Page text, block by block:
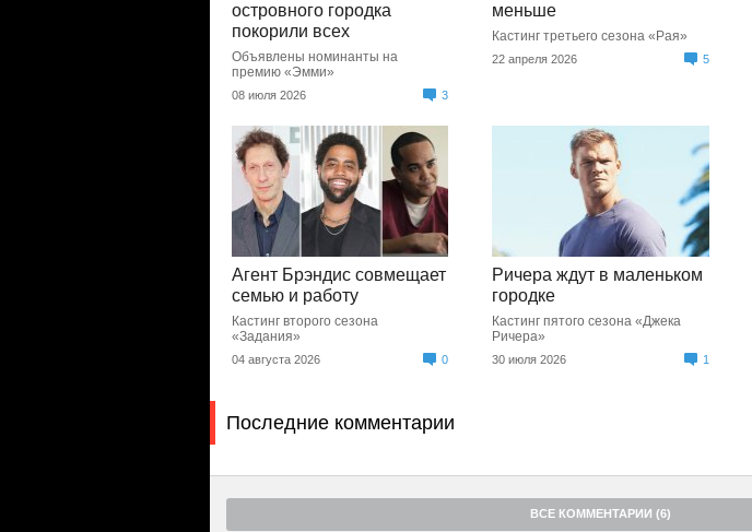
островного городка
покорили всех
Объявлены номинанты на
премию «Эмми»
08 июля 2026 3
меньше
Кастинг третьего сезона «Рая»
22 апреля 2026 5
Агент Брэндис совмещает
семью и работу
Кастинг второго сезона
«Задания»
04 августа 2026 0
Ричера ждут в маленьком
городке
Кастинг пятого сезона «Джека
Ричера»
30 июля 2026 1
Последние комментарии
ВСЕ КОММЕНТАРИИ (6)